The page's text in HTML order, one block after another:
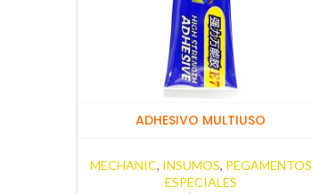
ADHESIVO MULTIUSO
MECHANIC, INSUMOS, PEGAMENTOS
ESPECIALES